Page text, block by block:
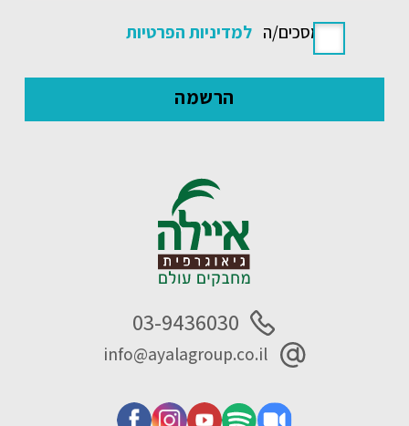
אני מסכים/ה למדיניות הפרטיות
03-9436030
info@ayalagroup.co.il